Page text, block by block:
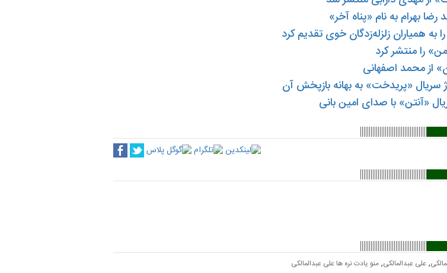
بهرام به نام «پناه آخر»
همیاران زلزله‌زدگان خوی تقدیم کرد
را منتشر کرد
از محمد اصفهانی
سریال «پریدخت» به بهانه بازپخش آن
«آنتن» با صدای امین بانی
, علی عبدالمالکی, منو یادت نره ها علی عبدالمالکی